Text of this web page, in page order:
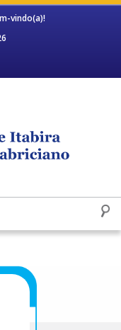
vindo(a)!